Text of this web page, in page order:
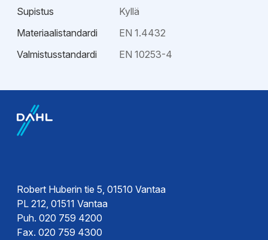
Supistus
Kyllä
Materiaalistandardi
EN 1.4432
Valmistusstandardi
EN 10253-4
EPD-
ympäristöseloste
Sertifikaatit
Sertifikaatit
Sertifikaatit
Sertifikaatit
Robert Huberin tie 5, 01510 Vantaa
PL 212, 01511 Vantaa
Puh. 020 759 4200
Fax. 020 759 4300